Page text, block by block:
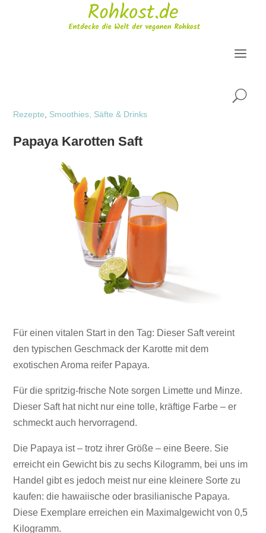
U
Rezepte Smoothies, Säfte & Drinks
Papaya Karotten Saft
Für einen vitalen Start in den Tag: Dieser Saft vereint
den typischen Geschmack der Karotte mit dem
exotischen Aroma reifer Papaya.
Für die spritzig-frische Note sorgen Limette und Minze.
Dieser Saft hat nicht nur eine tolle, kräftige Farbe – er
schmeckt auch hervorragend.
Die Papaya ist – trotz ihrer Größe – eine Beere. Sie
erreicht ein Gewicht bis zu sechs Kilogramm, bei uns im
Handel gibt es jedoch meist nur eine kleinere Sorte zu
kaufen: die hawaiische oder brasilianische Papaya.
Diese Exemplare erreichen ein Maximalgewicht von 0,5
Kilogramm.